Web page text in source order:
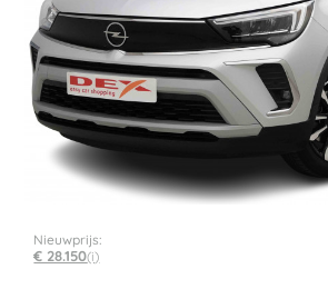
Nieuwprijs:
€ 28.150(i)